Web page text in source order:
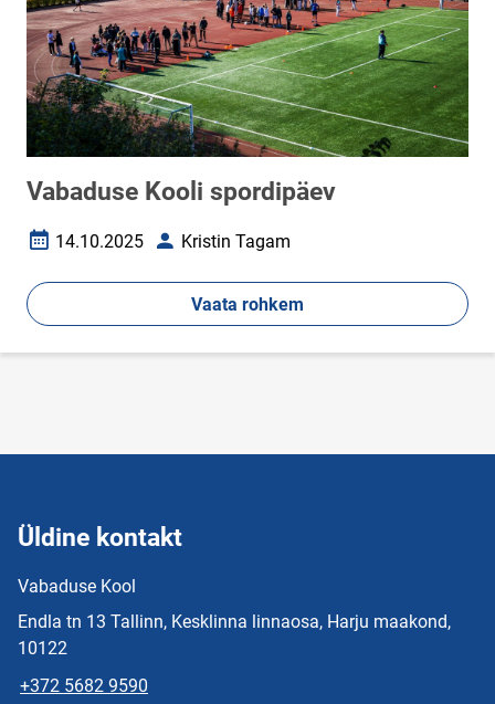
Vabaduse Kooli spordipäev
Loomise kuupäev
14.10.2025 AutorKristin Tagam
Vaata rohkem
Üldine kontakt
Vabaduse Kool
Endla tn 13 Tallinn, Kesklinna linnaosa, Harju maakond,
10122
+372 5682 9590